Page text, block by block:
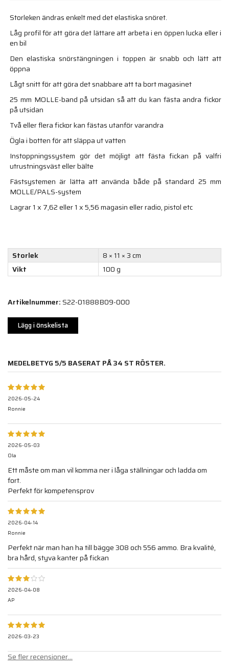
Storleken ändras enkelt med det elastiska snöret.
Låg profil för att göra det lättare att arbeta i en öppen lucka eller i
en bil
Den elastiska snörstängningen i toppen är snabb och lätt att
öppna
Lågt snitt för att göra det snabbare att ta bort magasinet
25 mm MOLLE-band på utsidan så att du kan fästa andra fickor
på utsidan
Två eller flera fickor kan fästas utanför varandra
Ögla i botten för att släppa ut vatten
Instoppningssystem gör det möjligt att fästa fickan på valfri
utrustningsväst eller bälte
Fästsystemen är lätta att använda både på standard 25 mm
MOLLE/PALS-system
Lagrar 1 x 7,62 eller 1 x 5,56 magasin eller radio, pistol etc
Storlek
8 × 11 × 3 cm
Vikt
100 g
Artikelnummer:S22-01888B09-000
Lägg i önskelista
MEDELBETYG 5/5 BASERAT PÅ34 ST RÖSTER.
2026-05-24
Ronnie
2026-05-03
Ola
Ett måste om man vil komma ner i låga ställningar och ladda om
fort.
Perfekt för kompetensprov
2026-04-14
Ronnie
Perfekt när man han ha till bägge 308 och 556 ammo. Bra kvalité,
bra hård, styva kanter på fickan
2026-04-08
AP
2026-03-23
Se fler recensioner...